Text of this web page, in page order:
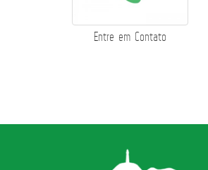
Entre em Contato